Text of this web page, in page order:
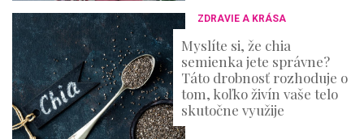
ZDRAVIE A KRÁSA
Myslíte si, že chia
semienka jete správne?
Táto drobnosť rozhoduje o
tom, koľko živín vaše telo
skutočne využije